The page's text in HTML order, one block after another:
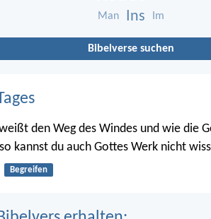
Man Ins Im
Bibelverse suchen
den Weg des Windes und wie die
kannst du auch Gottes Werk nicht
Begreifen